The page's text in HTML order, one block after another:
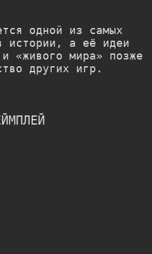
одной из самых
истории, а её идеи
«живого мира» позже
других игр.